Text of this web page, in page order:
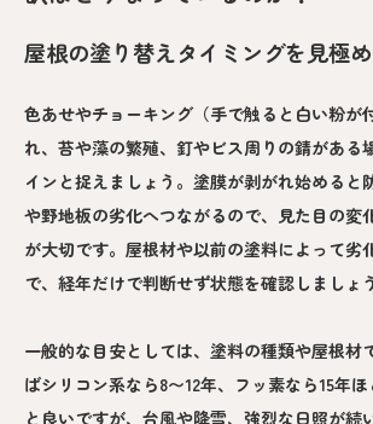
屋根の塗り替えタイミングを見極
色あせやチョーキング（手で触ると白い粉が
れ、苔や藻の繁殖、釘やビス周りの錆がある
インと捉えましょう。塗膜が剥がれ始めると
や野地板の劣化へつながるので、見た目の変
が大切です。屋根材や以前の塗料によって劣
で、経年だけで判断せず状態を確認しましょう
一般的な目安としては、塗料の種類や屋根材
ばシリコン系なら8〜12年、フッ素なら15年
と良いですが、台風や降雪、強烈な日照が続